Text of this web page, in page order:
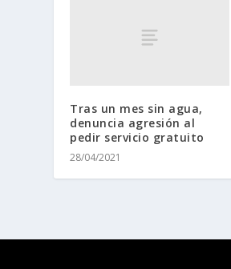
Tras un mes sin agua,
denuncia agresión al
pedir servicio gratuito
28/04/2021